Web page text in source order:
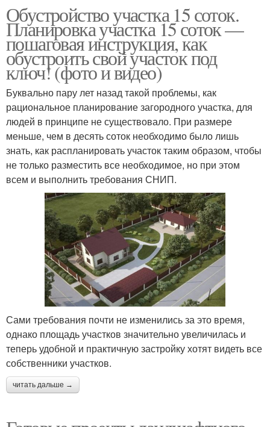
Обустройство участка 15 соток.
Планировка участка 15 соток —
пошаговая инструкция, как
обустроить свой участок под
ключ! (фото и видео)
Буквально пару лет назад такой проблемы, как
рациональное планирование загородного участка, для
людей в принципе не существовало. При размере
меньше, чем в десять соток необходимо было лишь
знать, как распланировать участок таким образом, чтобы
не только разместить все необходимое, но при этом
всем и выполнить требования СНИП.
Сами требования почти не изменились за это время,
однако площадь участков значительно увеличилась и
теперь удобной и практичную застройку хотят видеть все
собственники участков.
читать дальше →